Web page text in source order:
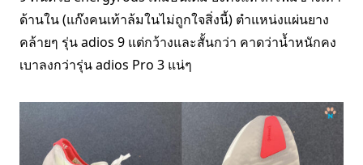
ด้านใน (แก๊งคนเท้าล้มในไม่ถูกใจสิ่งนี้) ตำแหน่งแผ่นยาง
คล้ายๆ รุ่น adios 9 แต่กว้างและสั้นกว่า คาดว่าน้ำหนักคง
เบาลงกว่ารุ่น adios Pro 3 แน่ๆ